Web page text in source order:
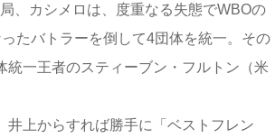
、カシメロは、度重なる失態でWBOの
たバトラーを倒して4団体を統一。その
一王者のスティーブン・フルトン（米
上からすれば勝手に「ベストフレン